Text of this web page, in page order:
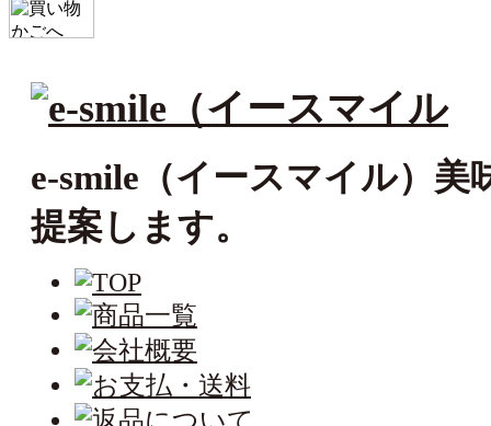
e-smile（イースマイル）
提案します。